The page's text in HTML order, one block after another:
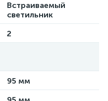
Встраиваемый
светильник
2
95 мм